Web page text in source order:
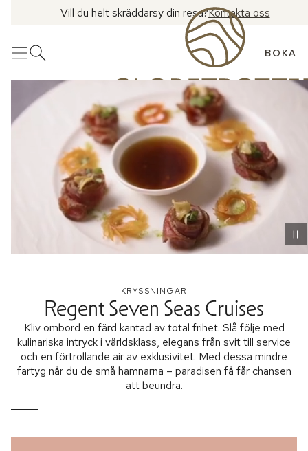
Vill du helt skräddarsy din resa?Kontakta oss
MenyÖppna sök BOKA
KRYSSNINGAR
Regent Seven Seas Cruises
Kliv ombord en färd kantad av total frihet. Slå följe med
kulinariska intryck i världsklass, elegans från svit till service
och en förtrollande air av exklusivitet. Med dessa mindre
fartyg når du de små hamnarna – paradisen få får chansen
att beundra.